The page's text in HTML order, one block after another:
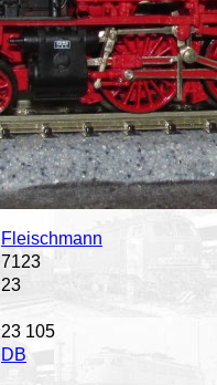
Fleischmann
7123
23
23 105
DB